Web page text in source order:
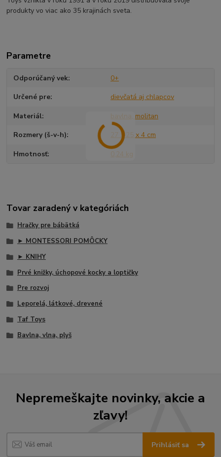
produkty vo viac ako 35 krajinách sveta.
Parametre
Odporúčaný vek 0+
Určené pre dievčatá aj chlapcov
Materiál bavlna, molitan
Rozmery (š-v-h) 27 x 25 x 4 cm
Hmotnosť 0,24 kg
Tovar zaradený v kategóriách
Hračky pre bábätká
► MONTESSORI POMÔCKY
► KNIHY
Prvé knižky, úchopové kocky a loptičky
Pre rozvoj
Leporelá, látkové, drevené
Taf Toys
Bavlna, vlna, plyš
Nepremeškajte novinky, akcie a
zľavy!
Prihlásiť sa